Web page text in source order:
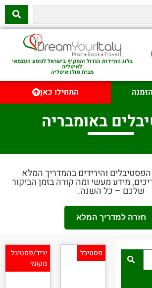
בלוג התיירות הגדול והמקיף בישראל לנוסע העצמאי
לאיטליה
מבית סולו איטליה
התחילו כאן
באומבריה
והירידים בהמדריך המלא
מידע מעשי ומה קורה בזמן הביקור
שלכם – כל השנה.
חזרה למדריך המלא
פסטיבל
יריד/פסטיבל
מקומי